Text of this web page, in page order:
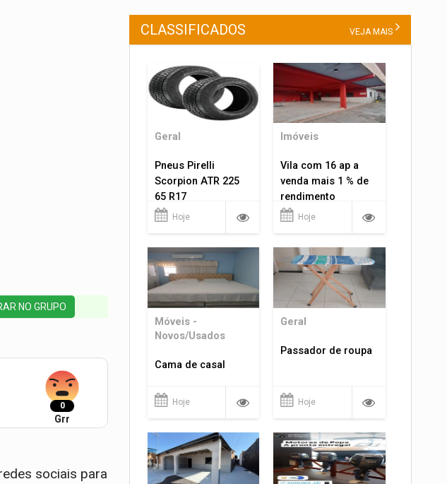
NO GRUPO
0
Grr
sociais para
CLASSIFICADOS VEJA MAIS
Geral
Pneus Pirelli
Scorpion ATR 225
65 R17
Hoje
Imóveis
Vila com 16 ap a
venda mais 1 % de
rendimento
Hoje
Móveis -
Novos/Usados
Cama de casal
Hoje
Geral
Passador de roupa
Hoje